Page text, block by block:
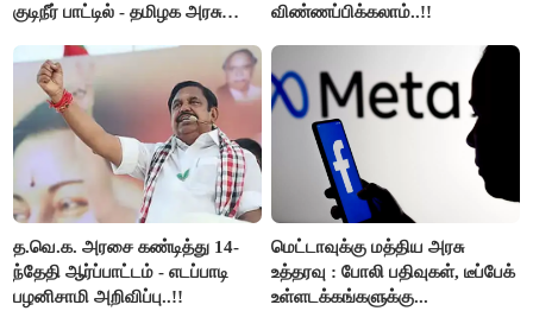
குடிநீர் பாட்டில் - தமிழக அரசு
விண்ணப்பிக்கலாம்..!!
த.வெ.க. அரசை கண்டித்து 14-
ந்தேதி ஆர்ப்பாட்டம் - எடப்பாடி
பழனிசாமி அறிவிப்பு..!!
மெட்டாவுக்கு மத்திய அரசு
உத்தரவு : போலி பதிவுகள், டீப்பேக்
உள்ளடக்கங்களுக்கு...